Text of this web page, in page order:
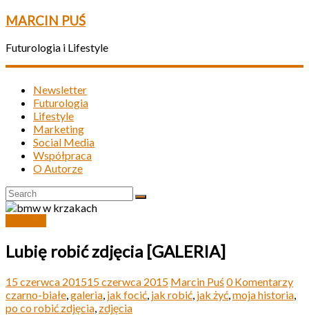
MARCIN PUŚ
Futurologia i Lifestyle
Newsletter
Futurologia
Lifestyle
Marketing
Social Media
Współpraca
O Autorze
Lubię robić zdjęcia [GALERIA]
15 czerwca 201515 czerwca 2015 Marcin Puś0 Komentarzy
czarno-białe galeria jak focić jak robić jak żyć moja historia
po co robić zdjęcia zdjęcia